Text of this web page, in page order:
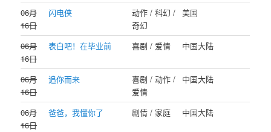
06月
16日
闪电侠
动作 / 科幻 /
奇幻
美国
06月
16日
表白吧！在毕业前 喜剧 / 爱情 中国大陆
06月
16日
追你而来
喜剧 / 动作 /
爱情
中国大陆
06月
16日
爸爸，我懂你了 剧情 / 家庭 中国大陆